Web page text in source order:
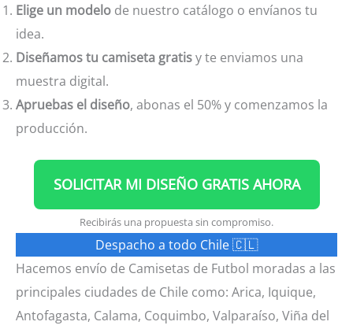
Elige un modelo de nuestro catálogo o envíanos tu
idea.
Diseñamos tu camiseta gratisy te enviamos una
muestra digital.
Apruebas el diseño, abonas el 50% y comenzamos la
producción.
SOLICITAR MI DISEÑO GRATIS AHORA
Recibirás una propuesta sin compromiso.
Despacho a todo Chile 🇨🇱
Hacemos envío de Camisetas de Futbol moradas a las
principales ciudades de Chile como: Arica, Iquique,
Antofagasta, Calama, Coquimbo, Valparaíso, Viña del